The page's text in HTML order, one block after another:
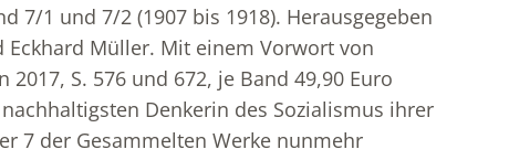
7/1 und 7/2 (1907 bis 1918). Herausgegeben
Müller. Mit einem Vorwort von
S. 576 und 672, je Band 49,90 Euro
Denkerin des Sozialismus ihrer
7 der Gesammelten Werke nunmehr